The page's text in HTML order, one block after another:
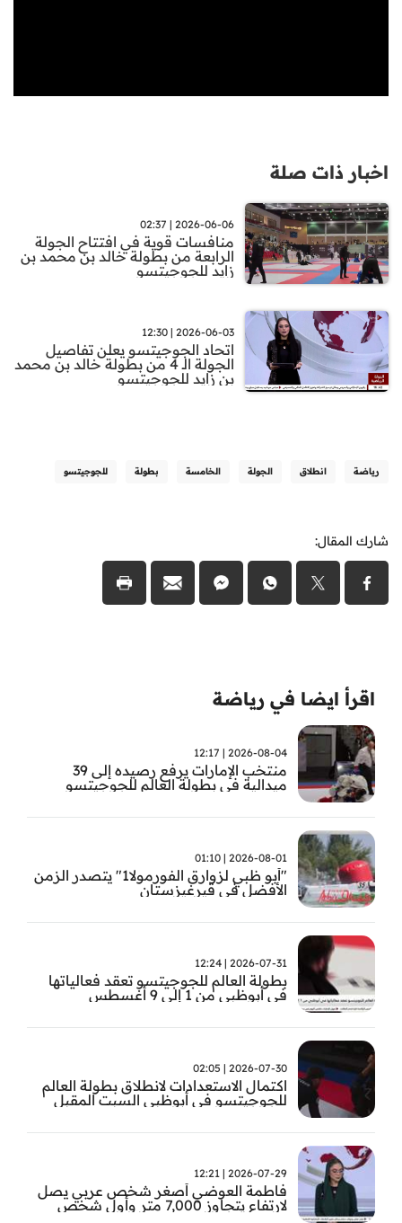
اخبار ذات صلة
2026-06-06 | 02:37
منافسات قوية في افتتاح الجولة
الرابعة من بطولة خالد بن محمد بن
زايد للجوجيتسو
2026-06-03 | 12:30
اتحاد الجوجيتسو يعلن تفاصيل
الجولة الـ 4 من بطولة خالد بن محمد
بن زايد للجوجيتسو
رياضة انطلاق الجولة الخامسة بطولة للجوجيتسو
شارك المقال:
اقرأ ايضا في رياضة
2026-08-04 | 12:17
منتخب الإمارات يرفع رصيده إلى 39
ميدالية في بطولة العالم للجوجيتسو
2026-08-01 | 01:10
"أبو ظبي لزوارق الفورمولا1" يتصدر الزمن
الأفضل في قيرغيزستان
2026-07-31 | 12:24
بطولة العالم للجوجيتسو تعقد فعالياتها
في أبوظبي من 1 إلى 9 أغسطس
2026-07-30 | 02:05
اكتمال الاستعدادات لانطلاق بطولة العالم
للجوجيتسو في أبوظبي السبت المقبل
2026-07-29 | 12:21
فاطمة العوضي أصغر شخص عربي يصل
لارتفاع يتجاوز 7,000 متر وأول شخص